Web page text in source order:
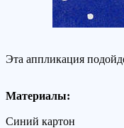
Эта аппликация
Материалы:
Синий картон